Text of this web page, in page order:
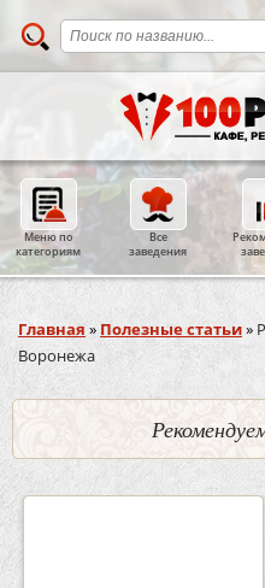
Меню по
категориям
Все
заведения
Вы здесь
Главная » Полезные статьи»
Воронежа